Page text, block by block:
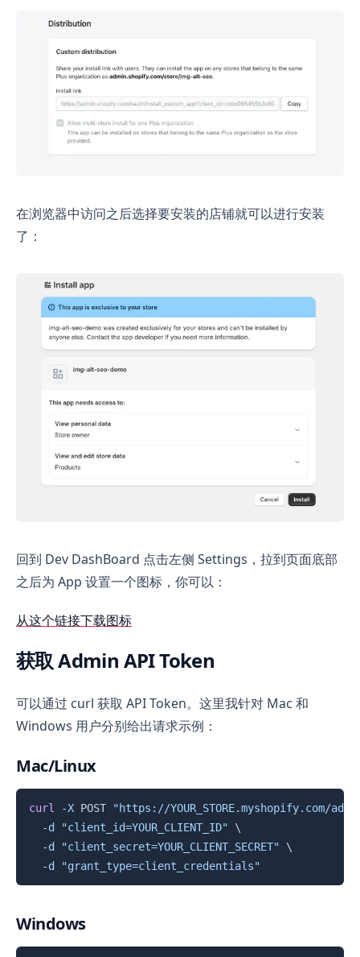
在浏览器中访问之后选择要安装的店铺就可以进行安装
了：
回到 Dev DashBoard 点击左侧 Settings，拉到页面底部
之后为 App 设置一个图标，你可以：
从这个链接下载图标
获取 Admin API Token
可以通过 curl 获取 API Token。这里我针对 Mac 和
Windows 用户分别给出请求示例：
Mac/Linux
curl -X POST
"https://YOUR_STORE.myshopify.com/
-d
"client_id=YOUR_CLIENT_ID"
\
-d
"client_secret=YOUR_CLIENT_SECRET"
\
-d
"grant_type=client_credentials"
复制
Windows